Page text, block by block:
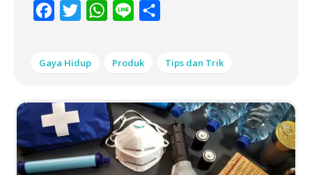
Facebook
Twitter WhatsApp
Line
Gaya Hidup Produk Tips dan Trik